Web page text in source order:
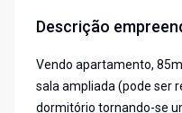
Descrição
Vendo apartamento,
sala ampliada (pode ser
dormitório tornando-se